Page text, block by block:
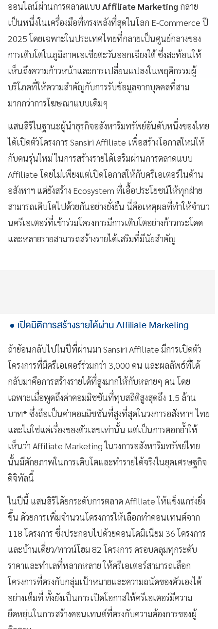
ออนไลน์ผ่านการตลาดแบบ Affiliate Marketing กลาย
เป็นหนึ่งในเครื่องมือที่ทรงพลังที่สุดในโลก E-Commerce ปี
2025 โดยเฉพาะในประเทศไทยที่กลายเป็นศูนย์กลางของ
การเติบโตในภูมิภาคเอเชียตะวันออกเฉียงใต้ ซึ่งสะท้อนให้
เห็นถึงความก้าวหน้าและการเปลี่ยนแปลงในพฤติกรรมผู้
บริโภคที่ให้ความสำคัญกับการรับข้อมูลจากบุคคลที่สาม
มากกว่าการโฆษณาแบบเดิมๆ
แสนสิริในฐานะผู้นำธุรกิจอสังหาริมทรัพย์อันดับหนึ่งของไทย
ได้เปิดตัวโครงการ Sansiri Affiliate เพื่อสร้างโอกาสใหม่ให้
กับคนรุ่นใหม่ ในการสร้างรายได้เสริมผ่านการตลาดแบบ
Affiliate โดยไม่เพียงแต่เปิดโอกาสให้กับครีเอเตอร์ในด้าน
อสังหาฯ แต่ยังสร้าง Ecosystem ที่เอื้อประโยชน์ให้ทุกฝ่าย
สามารถเติบโตไปด้วยกันอย่างยั่งยืน นี่คือเหตุผลที่ทำให้จำนว
นครีเอเตอร์ที่เข้าร่วมโครงการมีการเติบโตอย่างก้าวกระโดด
และหลายรายสามารถสร้างรายได้เสริมที่มีนัยสำคัญ
เปิดมิติการสร้างรายได้ผ่าน Affiliate Marketing
ถ้าย้อนกลับไปในปีที่ผ่านมา Sansiri Affiliate มีการเปิดตัว
โครงการที่มีครีเอเตอร์ร่วมกว่า 3,000 คน และผลลัพธ์ที่ได้
กลับมาคือการสร้างรายได้ที่สูงมากให้กับหลายๆ คน โดย
เฉพาะเมื่อพูดถึงค่าคอมมิชชันที่ทุบสถิติสูงสุดถึง 1.5 ล้าน
บาท* ซึ่งถือเป็นค่าคอมมิชชันที่สูงที่สุดในวงการอสังหาฯ ไทย
และไม่ใช่แค่เรื่องของตัวเลขเท่านั้น แต่เป็นการตอกย้ำให้
เห็นว่า Affiliate Marketing ในวงการอสังหาริมทรัพย์ไทย
นั้นมีศักยภาพในการเติบโตและทำรายได้จริงในยุคเศรษฐกิจ
ดิจิทัลนี้
ในปีนี้ แสนสิริได้ยกระดับการตลาด Affiliate ให้แข็งแกร่งยิ่ง
ขึ้น ด้วยการเพิ่มจำนวนโครงการให้เลือกทำคอนเทนต์จาก
118 โครงการ ซึ่งประกอบไปด้วยคอนโดมิเนียม 36 โครงการ
และบ้านเดี่ยว/ทาวน์โฮม 82 โครงการ ครอบคลุมทุกระดับ
ราคาและทำเลที่หลากหลาย ให้ครีเอเตอร์สามารถเลือก
โครงการที่ตรงกับกลุ่มเป้าหมายและความถนัดของตัวเองได้
อย่างเต็มที่ ทั้งยังเป็นการเปิดโอกาสให้ครีเอเตอร์มีความ
ยืดหยุ่นในการสร้างคอนเทนต์ที่ตรงกับความต้องการของผู้